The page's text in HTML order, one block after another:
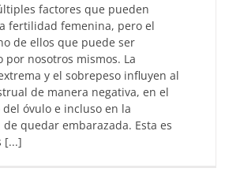
factores que pueden
fertilidad femenina, pero el
de ellos que puede ser
por nosotros mismos. La
y el sobrepeso influyen al
de manera negativa, en el
óvulo e incluso en la
quedar embarazada. Esta es
[...]